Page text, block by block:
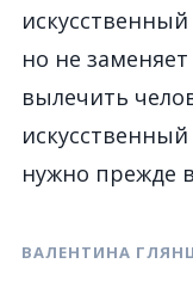
но не
вылечить
нужно прежде
ВАЛЕНТИНА